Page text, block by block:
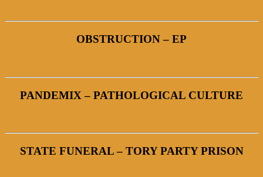
OBSTRUCTION – EP
PANDEMIX – PATHOLOGICAL CULTURE
STATE FUNERAL – TORY PARTY PRISON